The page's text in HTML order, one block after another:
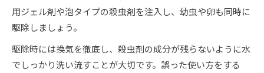
用ジェル剤や泡タイプの殺虫剤を注入し、幼虫や卵も同時に
駆除しましょう。
駆除時には換気を徹底し、殺虫剤の成分が残らないように水
でしっかり洗い流すことが大切です。誤った使い方をする